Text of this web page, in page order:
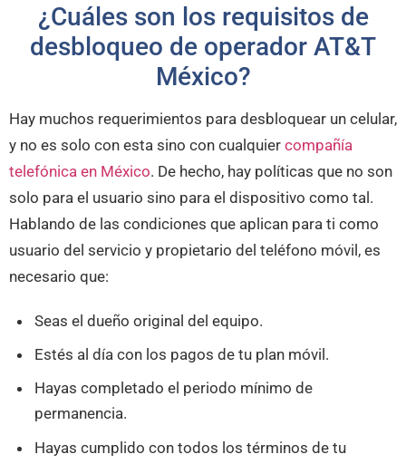
¿Cuáles son los requisitos de
desbloqueo de operador AT&T
México?
Hay muchos requerimientos para desbloquear un celular,
y no es solo con esta sino con cualquier compañía
telefónica en México. De hecho, hay políticas que no son
solo para el usuario sino para el dispositivo como tal.
Hablando de las condiciones que aplican para ti como
usuario del servicio y propietario del teléfono móvil, es
necesario que:
Seas el dueño original del equipo.
Estés al día con los pagos de tu plan móvil.
Hayas completado el periodo mínimo de
permanencia.
Hayas cumplido con todos los términos de tu